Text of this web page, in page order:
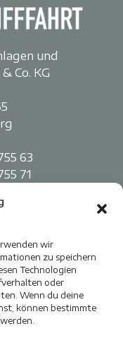
wir
zu speichern
Technologien
oder
Wenn du deine
können bestimmte
und
Co. KG
63
71